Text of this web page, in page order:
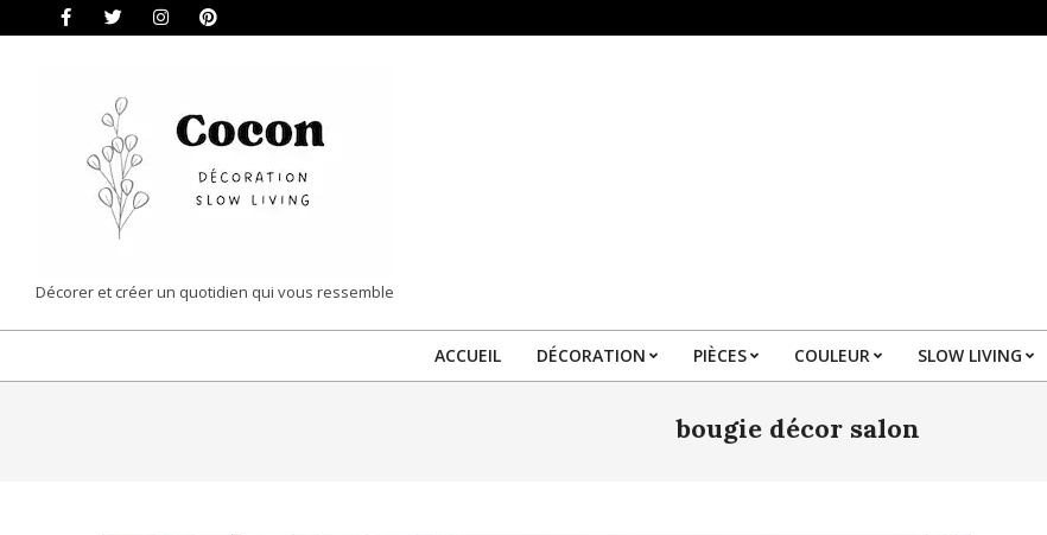
COCON
|
DÉCORATION
Décorer et créer un quotidien qui vous ressemble
Primary
Menu
ACCUEIL DÉCORATION PIÈCES COULEUR SLOW LIVING
bougie décor salon